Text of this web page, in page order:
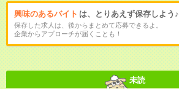
興味のあるバイト は、とりあえず保存しよう♪
保存した求人は、後からまとめて応募できるよ。
企業からアプローチが届くことも！
未読